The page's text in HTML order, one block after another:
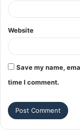
Website
Save my name,
time I comment.